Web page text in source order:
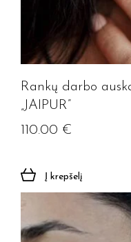
Rankų darbo
„JAIPUR”
110.00 €
Į krepšelį